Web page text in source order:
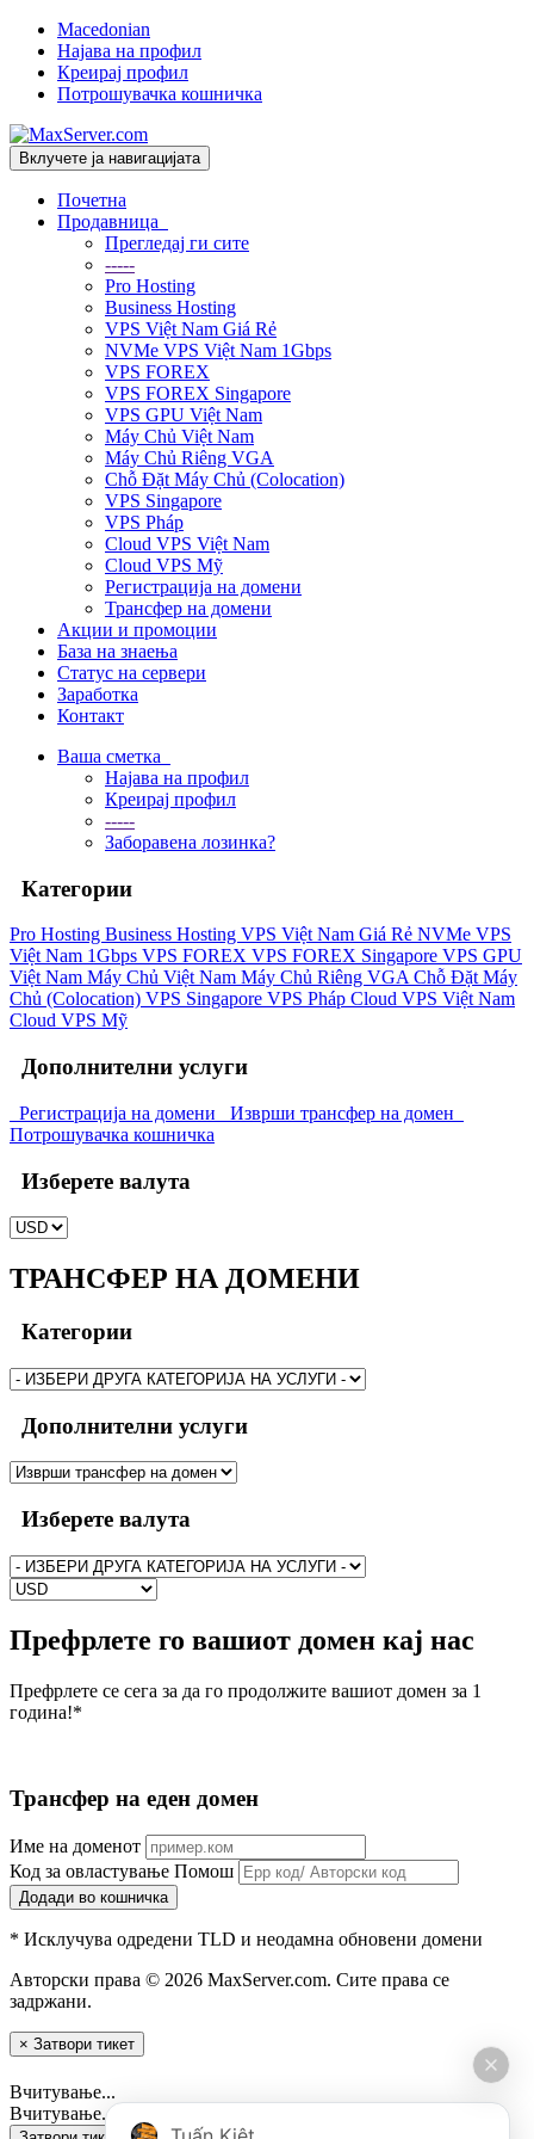
Macedonian
Најава на профил
Креирај профил
Потрошувачка кошничка
Вклучете ја навигацијата
Почетна
Продавница
Прегледај ги сите
-----
Pro Hosting
Business Hosting
VPS Việt Nam Giá Rẻ
NVMe VPS Việt Nam 1Gbps
VPS FOREX
VPS FOREX Singapore
VPS GPU Việt Nam
Máy Chủ Việt Nam
Máy Chủ Riêng VGA
Chỗ Đặt Máy Chủ (Colocation)
VPS Singapore
VPS Pháp
Cloud VPS Việt Nam
Cloud VPS Mỹ
Регистрација на домени
Трансфер на домени
Акции и промоции
База на знаења
Статус на сервери
Заработка
Контакт
Ваша сметка
Најава на профил
Креирај профил
-----
Заборавена лозинка?
Категории
Pro Hosting Business Hosting VPS Việt Nam Giá Rẻ NVMe VPS
Việt Nam 1Gbps VPS FOREX VPS FOREX Singapore VPS GPU
Việt Nam Máy Chủ Việt Nam Máy Chủ Riêng VGAChỗ Đặt Máy
Chủ (Colocation) VPS Singapore VPS Pháp Cloud VPS Việt Nam
Cloud VPS Mỹ
Дополнителни услуги
Регистрација на домени
Изврши трансфер на домен
Потрошувачка кошничка
Изберете валута
ТРАНСФЕР НА ДОМЕНИ
Категории
Дополнителни услуги
Изберете валута
Префрлете го вашиот домен кај нас
Префрлете се сега за да го продолжите вашиот домен за 1
година!*
Трансфер на еден домен
Име на доменот
Код за овластување Помош
Додади во кошничка
* Исклучува одредени TLD и неодамна обновени домени
Авторски права © 2026 MaxServer.com. Сите права се
задржани.
× Затвори тикет
Вчитување...
Вчитување...